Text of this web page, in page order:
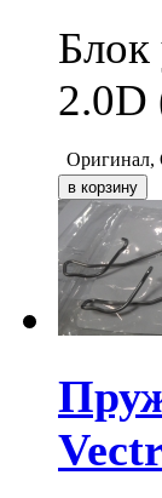
2.0D
Оригинал,